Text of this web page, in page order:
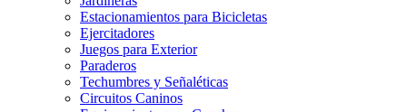
Estacionamientos para Bicicletas
Ejercitadores
Juegos para Exterior
Paraderos
Techumbres y Señaléticas
Circuitos Caninos